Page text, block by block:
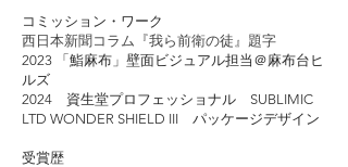
コミッション・ワーク
西日本新聞コラム『我ら前衛の徒』題字
2023 「鮨麻布」壁面ビジュアル担当＠麻布台ヒ
ルズ
2024 資生堂プロフェッショナル SUBLIMIC
LTD WONDER SHIELD III パッケージデザイン
受賞歴